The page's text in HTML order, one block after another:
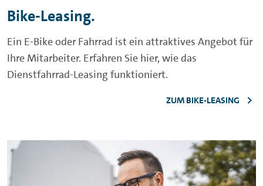
Bike-Leasing.
Ein E-Bikeoder Fahrrad ist ein attraktives Angebot für
Ihre Mitarbeiter. Erfahren Sie hier, wie das
Dienstfahrrad-Leasing funktioniert.
ZUM BIKE-LEASING